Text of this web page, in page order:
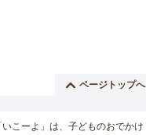
ページトップへ
こーよ」は、子どものおでかけ